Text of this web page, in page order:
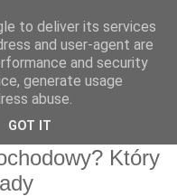
Który
to deliver its services
and user-agent are
and security
generate usage
abuse.
GOT IT